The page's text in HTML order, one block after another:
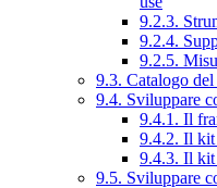
9.2.3.
9.2.4.
9.2.5.
9.3. Catalogo
9.4. Sviluppare
9.4.1. Il
9.4.2. Il
9.4.3. Il
9.5. Sviluppare